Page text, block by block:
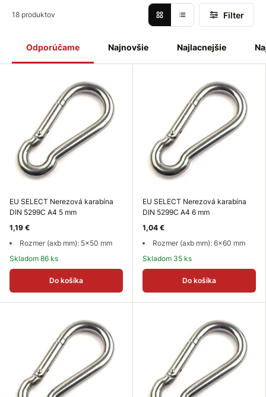
Odporúčame Najnovšie Najlacnejšie
18 produktov Filter
EU SELECT Nerezová karabína
DIN 5299C A4 5 mm
1,19 €
Rozmer (axb mm): 5x50 mm
Skladom 86 ks
Do košíka
EU SELECT Nerezová karabína
DIN 5299C A4 6 mm
1,04 €
Rozmer (axb mm): 6x60 mm
Skladom 35 ks
Do košíka